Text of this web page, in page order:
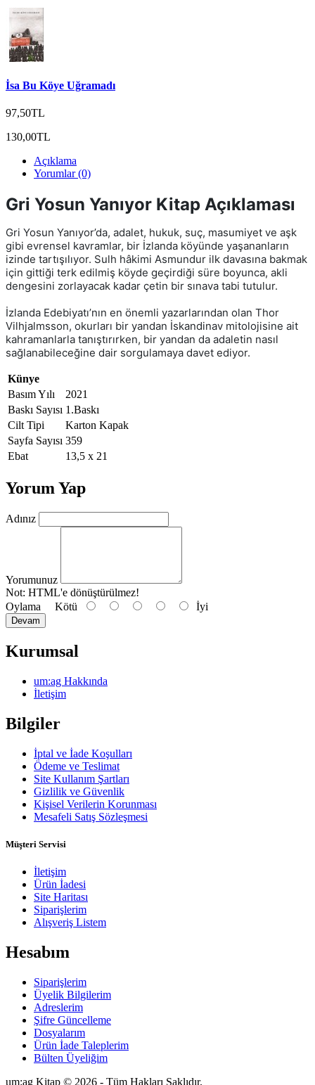
İsa Bu Köye Uğramadı
97,50TL
130,00TL
Açıklama
Yorumlar (0)
Gri Yosun Yanıyor Kitap Açıklaması
Gri Yosun Yanıyor’da, adalet, hukuk, suç, masumiyet ve aşk
gibi evrensel kavramlar, bir İzlanda köyünde yaşananların
izinde tartışılıyor. Sulh hâkimi Asmundur ilk davasına bakmak
için gittiği terk edilmiş köyde geçirdiği süre boyunca, akli
dengesini zorlayacak kadar çetin bir sınava tabi tutulur.
İzlanda Edebiyatı’nın en önemli yazarlarından olan Thor
Vilhjalmsson, okurları bir yandan İskandinav mitolojisine ait
kahramanlarla tanıştırırken, bir yandan da adaletin nasıl
sağlanabileceğine dair sorgulamaya davet ediyor.
Künye
Basım Yılı
2021
Baskı Sayısı 1.Baskı
Cilt Tipi
Karton Kapak
Sayfa Sayısı 359
Ebat
13,5 x 21
Yorum Yap
Adınız
Yorumunuz
Not: HTML'e dönüştürülmez!
Oylama Kötü İyi
Devam
Kurumsal
um:ag Hakkında
İletişim
Bilgiler
İptal ve İade Koşulları
Ödeme ve Teslimat
Site Kullanım Şartları
Gizlilik ve Güvenlik
Kişisel Verilerin Korunması
Mesafeli Satış Sözleşmesi
Müşteri Servisi
İletişim
Ürün İadesi
Site Haritası
Siparişlerim
Alışveriş Listem
Hesabım
Siparişlerim
Üyelik Bilgilerim
Adreslerim
Şifre Güncelleme
Dosyalarım
Ürün İade Taleplerim
Bülten Üyeliğim
um:ag Kitap © 2026 - Tüm Hakları Saklıdır.